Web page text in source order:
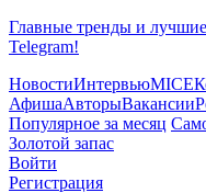
Главные тренды и
Telegram!
НовостиИнтервьюMICE
АфишаАвторыВакансии
Популярное за месяц
Золотой запас
Войти
Регистрация